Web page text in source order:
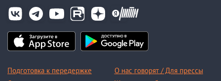
Подготовка к передержке
О нас говорят / Для прессы